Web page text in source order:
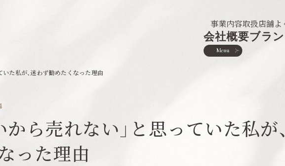
事業内容取扱店舗よ
会社概要ブラ
Menu
いた私が、迷わず勧めたくなった理由
から売れない」と思っていた私が
った理由